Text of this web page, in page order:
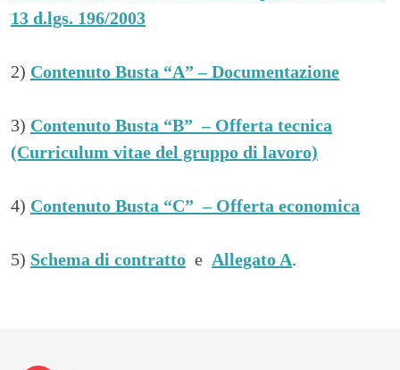
13 d.lgs. 196/2003
2) Contenuto Busta “A” – Documentazione
3) Contenuto Busta “B” – Offerta tecnica
(Curriculum vitae del gruppo di lavoro)
4) Contenuto Busta “C” – Offerta economica
5) Schema di contratto e Allegato A.